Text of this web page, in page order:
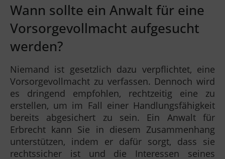
Wann sollte ein Anwalt für eine
Vorsorgevollmacht aufgesucht
werden?
Niemand ist gesetzlich dazu verpflichtet, eine
Vorsorgevollmacht zu verfassen. Dennoch wird
es dringend empfohlen, rechtzeitig eine zu
erstellen, um im Fall einer Handlungsfähigkeit
bereits abgesichert zu sein. Ein Anwalt für
Erbrecht kann Sie in diesem Zusammenhang
unterstützen, indem er dafür sorgt, dass sie
rechtssicher ist und die Interessen seines